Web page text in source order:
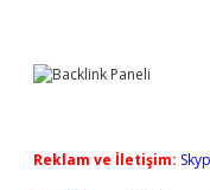
Reklam ve İletişim: